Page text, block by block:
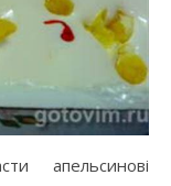
апельсинові